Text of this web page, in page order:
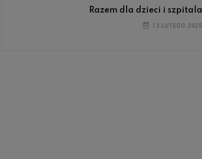
Razem dla dzieci i szpitala
13 LUTEGO 2025